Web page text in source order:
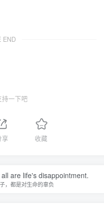
END
一下吧
享 收藏
are life's disappointment.
，都是对生命的辜负